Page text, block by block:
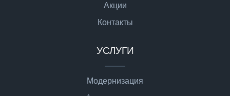
Акции
Контакты
УСЛУГИ
Модернизация